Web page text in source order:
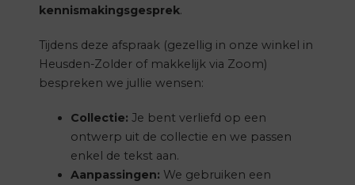
kennismakingsgesprek.
Tijdens deze afspraak (gezellig in onze winkel in
Heusden-Zolder of makkelijk via Zoom)
bespreken we jullie wensen:
Collectie: Je bent verliefd op een
ontwerp uit de collectie en we passen
enkel de tekst aan.
Aanpassingen: We gebruiken een